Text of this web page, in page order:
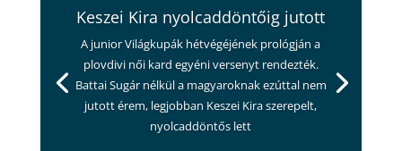
Keszei Kira nyolcaddöntőig jutott
A junior Világkupák hétvégéjének prológján a
plovdivi női kard egyéni versenyt rendezték.
Battai Sugár nélkül a magyaroknak ezúttal nem
jutott érem, legjobban Keszei Kira szerepelt,
nyolcaddöntős lett